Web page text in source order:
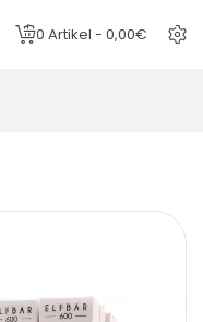
0 Artikel - 0,00€